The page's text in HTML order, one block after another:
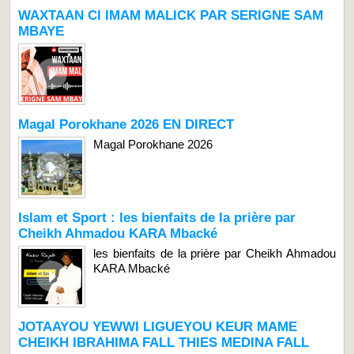
WAXTAAN CI IMAM MALICK PAR SERIGNE SAM
MBAYE
Magal Porokhane 2026 EN DIRECT
Magal Porokhane 2026
Islam et Sport : les bienfaits de la prière par
Cheikh Ahmadou KARA Mbacké
les bienfaits de la prière par Cheikh Ahmadou
KARA Mbacké
JOTAAYOU YEWWI LIGUEYOU KEUR MAME
CHEIKH IBRAHIMA FALL THIES MEDINA FALL